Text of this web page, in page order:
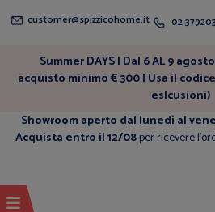
customer@spizzicohome.it 02
Summer DAYS | Dal 6 AL 9
acquisto minimo € 300 | Usa il
eslcusioni)
Showroom aperto dal lunedì al
Acquista entro il 12/08per ricevere